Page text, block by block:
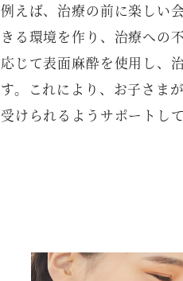
例えば、治療の前に楽しい
きる環境を作り、治療への
応じて表面麻酔を使用し、
す。これにより、お子さま
受けられるようサポートして